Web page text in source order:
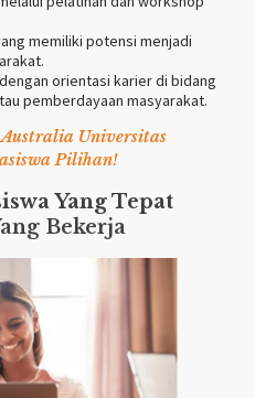
memiliki potensi menjadi
orientasi karier di bidang
pemberdayaan masyarakat.
Australia Universitas
Pilihan!
Yang Tepat
Bekerja